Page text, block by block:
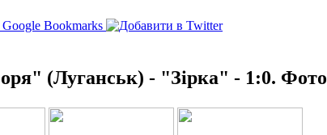
(Луганськ) - "Зірка" - 1:0. Фото